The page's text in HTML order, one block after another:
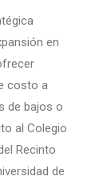
en
costo a
de bajos o
al Colegio
Recinto
de